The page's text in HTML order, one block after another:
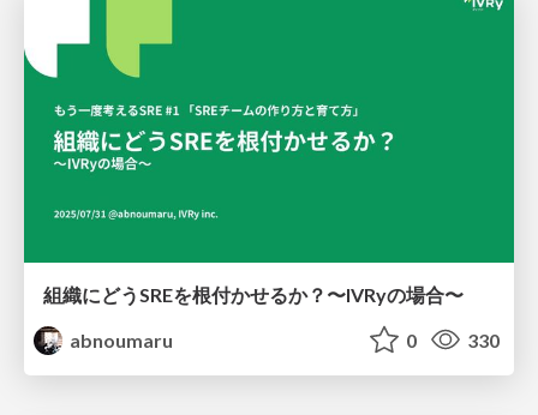
組織にどうSREを根付かせるか？〜IVRyの場合〜
abnoumaru
0 330